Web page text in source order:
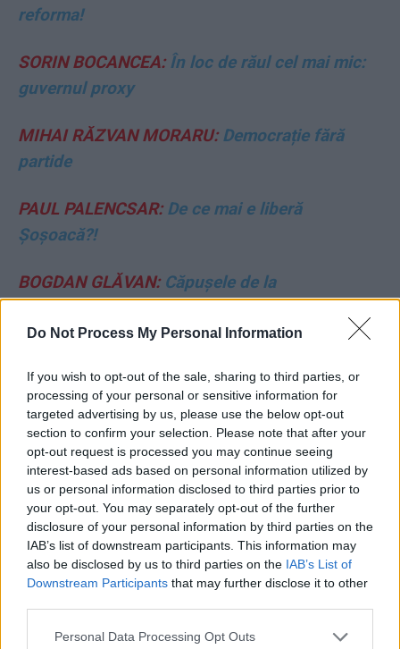
Do Not Process My Personal Information
If you wish to opt-out of the sale, sharing to third parties, or
processing of your personal or sensitive information for
targeted advertising by us, please use the below opt-out
section to confirm your selection. Please note that after your
opt-out request is processed you may continue seeing
interest-based ads based on personal information utilized by
us or personal information disclosed to third parties prior to
your opt-out. You may separately opt-out of the further
disclosure of your personal information by third parties on the
IAB’s list of downstream participants. This information may
also be disclosed by us to third parties on the IAB’s List of
Downstream Participants that may further disclose it to other
Personal Data Processing Opt Outs
reforma!
SORIN BOCANCEA:În loc de răul cel mai mic:
guvernul proxy
MIHAI RĂZVAN MORARU:Democrație fără
partide
PAUL PALENCSAR:De ce mai e liberă
Șoșoacă?!
BOGDAN GLĂVAN:Căpușele de la
fabricată de CSM – un atac de sorginte
bolșevic-stalinistă
DANA HERING:Mahalagioaica, șarlatanul și
huliganul
VITALIE COJOCARI:Ura care ne pândește ca o
fantomă
mizează pe Trump, îl așteaptă pe Vance. 5